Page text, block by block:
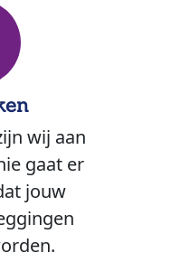
wij aan
gaat er
jouw